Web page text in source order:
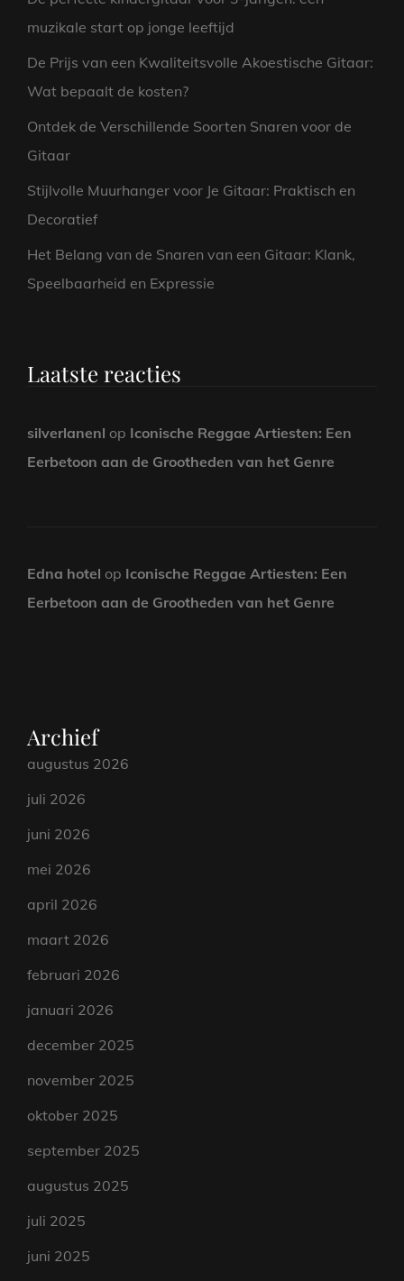
muzikale start op jonge leeftijd
De Prijs van een Kwaliteitsvolle Akoestische Gitaar:
Wat bepaalt de kosten?
Ontdek de Verschillende Soorten Snaren voor de
Gitaar
Stijlvolle Muurhanger voor Je Gitaar: Praktisch en
Decoratief
Het Belang van de Snaren van een Gitaar: Klank,
Speelbaarheid en Expressie
Laatste reacties
silverlanenl op Iconische Reggae Artiesten: Een
Eerbetoon aan de Grootheden van het Genre
Edna hotel op Iconische Reggae Artiesten: Een
Eerbetoon aan de Grootheden van het Genre
Archief
augustus 2026
juli 2026
juni 2026
mei 2026
april 2026
maart 2026
februari 2026
januari 2026
december 2025
november 2025
oktober 2025
september 2025
augustus 2025
juli 2025
juni 2025